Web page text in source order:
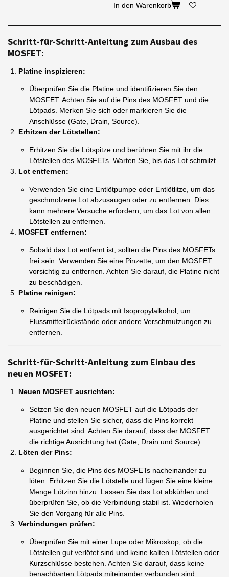
In den Warenkorb
Schritt-für-Schritt-Anleitung zum Ausbau des
MOSFET:
Platine inspizieren:
Überprüfen Sie die Platine und identifizieren Sie den
MOSFET. Achten Sie auf die Pins des MOSFET und die
Lötpads. Merken Sie sich oder markieren Sie die
Anschlüsse (Gate, Drain, Source).
Erhitzen der Lötstellen:
Erhitzen Sie die Lötspitze und berühren Sie mit ihr die
Lötstellen des MOSFETs. Warten Sie, bis das Lot schmilzt.
Lot entfernen:
Verwenden Sie eine Entlötpumpe oder Entlötlitze, um das
geschmolzene Lot abzusaugen oder zu entfernen. Dies
kann mehrere Versuche erfordern, um das Lot von allen
Lötstellen zu entfernen.
MOSFET entfernen:
Sobald das Lot entfernt ist, sollten die Pins des MOSFETs
frei sein. Verwenden Sie eine Pinzette, um den MOSFET
vorsichtig zu entfernen. Achten Sie darauf, die Platine nicht
zu beschädigen.
Platine reinigen:
Reinigen Sie die Lötpads mit Isopropylalkohol, um
Flussmittelrückstände oder andere Verschmutzungen zu
entfernen.
Schritt-für-Schritt-Anleitung zum Einbau des
neuen MOSFET:
Neuen MOSFET ausrichten:
Setzen Sie den neuen MOSFET auf die Lötpads der
Platine und stellen Sie sicher, dass die Pins korrekt
ausgerichtet sind. Achten Sie darauf, dass der MOSFET
die richtige Ausrichtung hat (Gate, Drain und Source).
Löten der Pins:
Beginnen Sie, die Pins des MOSFETs nacheinander zu
löten. Erhitzen Sie die Lötstelle und fügen Sie eine kleine
Menge Lötzinn hinzu. Lassen Sie das Lot abkühlen und
überprüfen Sie, ob die Verbindung stabil ist. Wiederholen
Sie den Vorgang für alle Pins.
Verbindungen prüfen:
Überprüfen Sie mit einer Lupe oder Mikroskop, ob die
Lötstellen gut verlötet sind und keine kalten Lötstellen oder
Kurzschlüsse bestehen. Achten Sie darauf, dass keine
benachbarten Lötpads miteinander verbunden sind.